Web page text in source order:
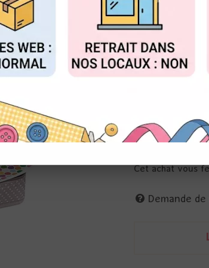
Réf. :18001034
Petite valise
35 x 35 x 8 cm
tissu beige à pois
Cet achat vous
Demande